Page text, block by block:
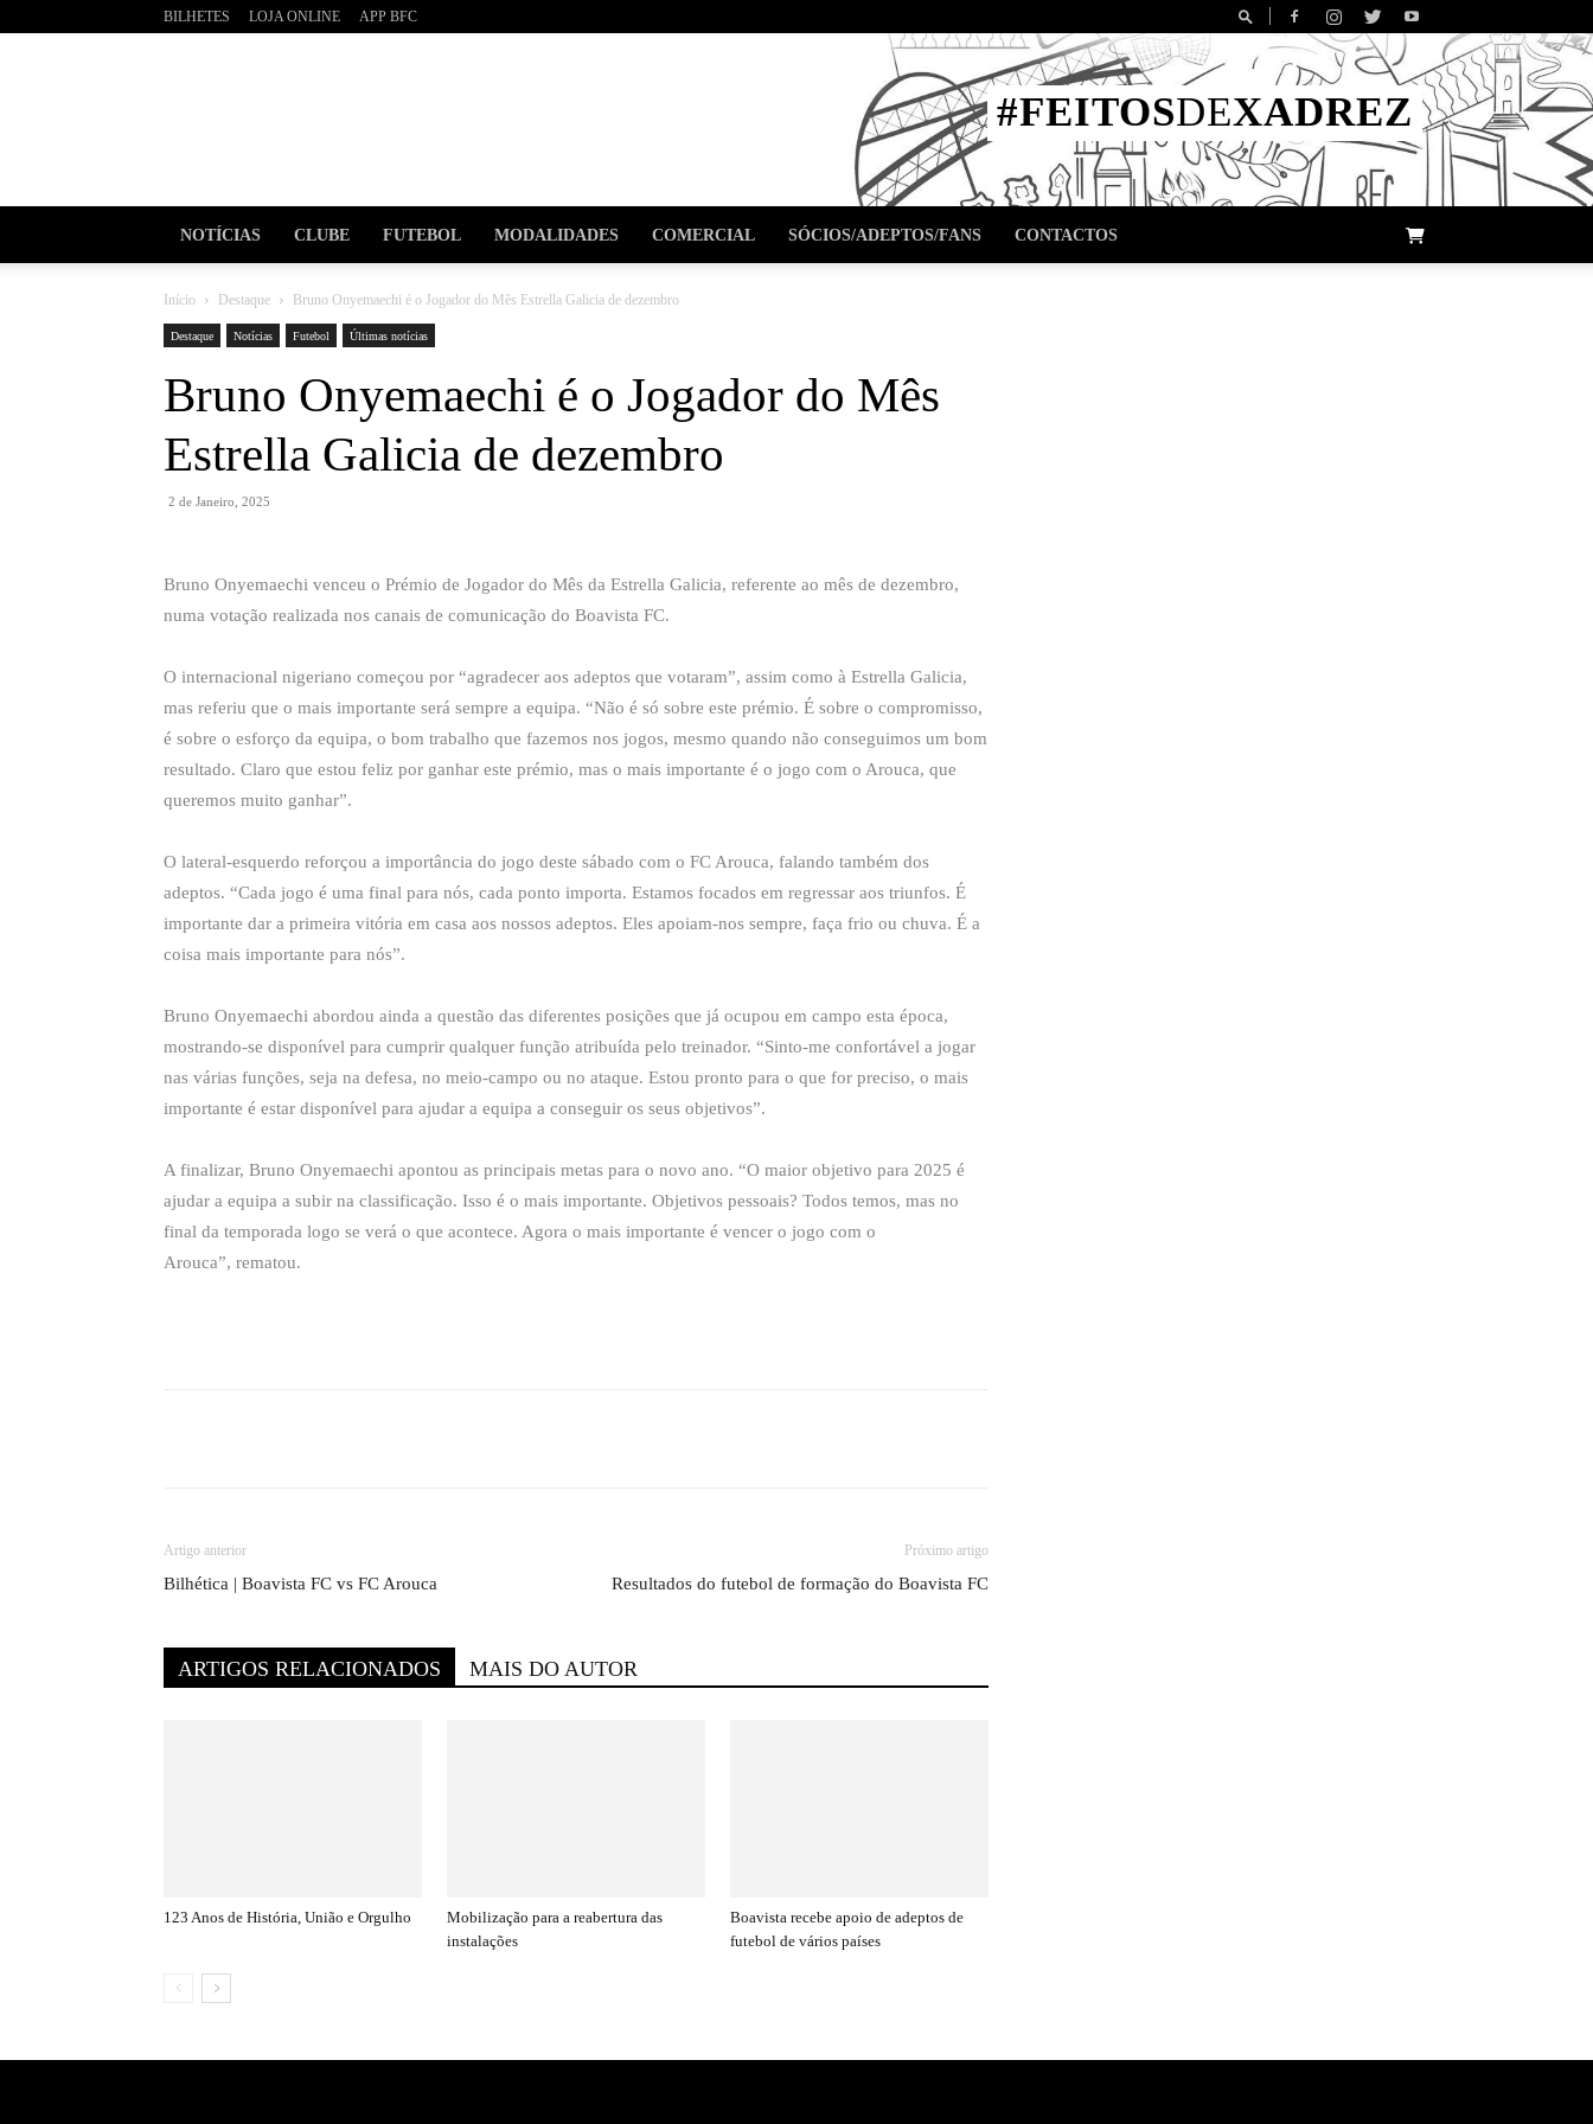
BILHETES LOJA ONLINE APP BFC
#FEITOSDEXADREZ
NOTÍCIAS CLUBE FUTEBOL MODALIDADES COMERCIAL SÓCIOS/ADEPTOS/FANS CONTACTOS
Início Destaque Bruno Onyemaechi é o Jogador do Mês Estrella Galicia de dezembro
Destaque Notícias Futebol Últimas notícias
Bruno Onyemaechi é o Jogador do Mês
Estrella Galicia de dezembro
2 de Janeiro, 2025
Bruno Onyemaechi venceu o Prémio de Jogador do Mês da Estrella Galicia, referente ao mês de dezembro,
numa votação realizada nos canais de comunicação do Boavista FC.
O internacional nigeriano começou por “agradecer aos adeptos que votaram”, assim como à Estrella Galicia,
mas referiu que o mais importante será sempre a equipa. “Não é só sobre este prémio. É sobre o compromisso,
é sobre o esforço da equipa, o bom trabalho que fazemos nos jogos, mesmo quando não conseguimos um bom
resultado. Claro que estou feliz por ganhar este prémio, mas o mais importante é o jogo com o Arouca, que
queremos muito ganhar”.
O lateral-esquerdo reforçou a importância do jogo deste sábado com o FC Arouca, falando também dos
adeptos. “Cada jogo é uma final para nós, cada ponto importa. Estamos focados em regressar aos triunfos. É
importante dar a primeira vitória em casa aos nossos adeptos. Eles apoiam-nos sempre, faça frio ou chuva. É a
coisa mais importante para nós”.
Bruno Onyemaechi abordou ainda a questão das diferentes posições que já ocupou em campo esta época,
mostrando-se disponível para cumprir qualquer função atribuída pelo treinador. “Sinto-me confortável a jogar
nas várias funções, seja na defesa, no meio-campo ou no ataque. Estou pronto para o que for preciso, o mais
importante é estar disponível para ajudar a equipa a conseguir os seus objetivos”.
A finalizar, Bruno Onyemaechi apontou as principais metas para o novo ano. “O maior objetivo para 2025 é
ajudar a equipa a subir na classificação. Isso é o mais importante. Objetivos pessoais? Todos temos, mas no
final da temporada logo se verá o que acontece. Agora o mais importante é vencer o jogo com o
Arouca”, rematou.
Artigo anterior
Bilhética | Boavista FC vs FC Arouca
Próximo artigo
Resultados do futebol de formação do Boavista FC
ARTIGOS RELACIONADOS MAIS DO AUTOR
123 Anos de História, União e Orgulho
Mobilização para a reabertura das
instalações
Boavista recebe apoio de adeptos de
futebol de vários países